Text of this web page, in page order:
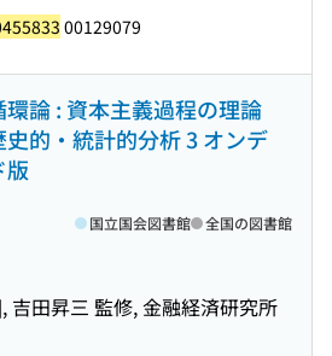
00129079
環論 : 資本主義過程の理論
史的・統計的分析 3 オンデ
版
吉田昇三 監修, 金融経済研究所
国立国会図書館 全国の図書館